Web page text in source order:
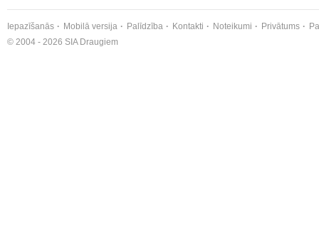
Iepazīšanās Mobilā versija Palīdzība Kontakti Noteikumi Privātums
© 2004 - 2026 SIA Draugiem